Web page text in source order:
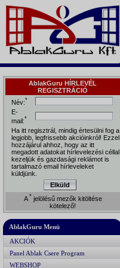
AblakGuru HÍRLEVÉL
REGISZTRÁCIÓ
Név:*
E-
mail:*
Ha itt regisztrál, mindig értesülni fog a
legjobb, legfrissebb akcióinkról! Ezzel
hozzájárul ahhoz, hogy az itt
megadott adatokat hírlevelezési céllal
kezeljük és gazdasági reklámot is
tartalmazó email hírleveleket
küldjünk.
Elküld
A * jelölésű mezők kitöltése
kötelező!
AblakGuru Menü
AKCIÓK
Panel Ablak Csere Program
WEBSHOP